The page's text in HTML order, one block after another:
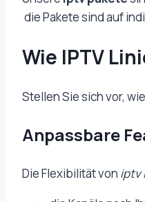
die Pakete sind auf
Wie IPTV
Stellen Sie sich vor,
Anpassbare
Die Flexibilität von iptv